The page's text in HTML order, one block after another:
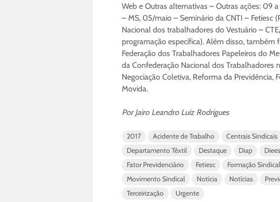
Web e Outras alternativas – Outras ações: 09
– MS, 05/maio – Seminário da CNTI – Fetiesc
Nacional dos trabalhadores do Vestuário –
programação específica). Além disso,
Federação dos Trabalhadores Papeleiros do
da Confederação Nacional dos Trabalhadores
Negociação Coletiva, Reforma da Previdência,
Movida.
Por Jairo Leandro Luiz Rodrigues
2017 Acidente de Trabalho Centrais Sindicais
Departamento Têxtil
Destaque Diap
Fator Previdenciário
Fetiesc Formação Sindical
Movimento Sindical
Notícia Notícias
Terceirização
Urgente